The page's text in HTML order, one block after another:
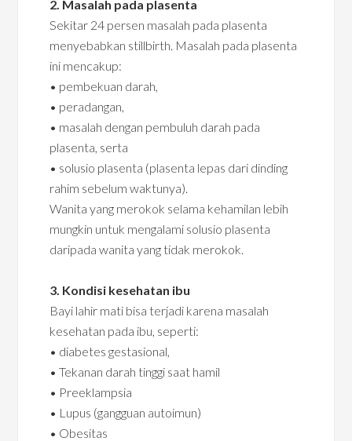
2. Masalah pada plasenta
Sekitar 24 persen masalah pada plasenta
menyebabkan stillbirth. Masalah pada plasenta
ini mencakup:
• pembekuan darah,
• peradangan,
• masalah dengan pembuluh darah pada
plasenta, serta
• solusio plasenta (plasenta lepas dari dinding
rahim sebelum waktunya).
Wanita yang merokok selama kehamilan lebih
mungkin untuk mengalami solusio plasenta
daripada wanita yang tidak merokok.
3. Kondisi kesehatan ibu
Bayi lahir mati bisa terjadi karena masalah
kesehatan pada ibu, seperti:
• diabetes gestasional,
• Tekanan darah tinggi saat hamil
• Preeklampsia
• Lupus (gangguan autoimun)
• Obesitas